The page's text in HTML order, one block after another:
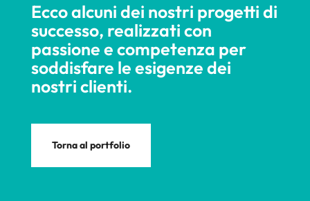
Ecco alcuni dei nostri progetti di
successo, realizzati con
passione e competenza per
soddisfare le esigenze dei
nostri clienti.
Torna al portfolio